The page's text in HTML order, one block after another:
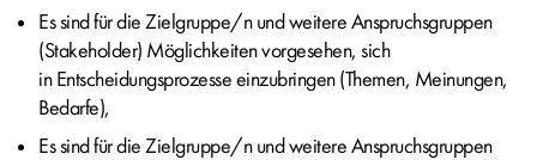
Es sind für die Zielgruppe/n und weitere Anspruchsgruppen
(Stakeholder) Möglichkeiten vorgesehen, sich
in Entscheidungsprozesse einzubringen (Themen, Meinungen,
Bedarfe),
Es sind für die Zielgruppe/n und weitere Anspruchsgruppen